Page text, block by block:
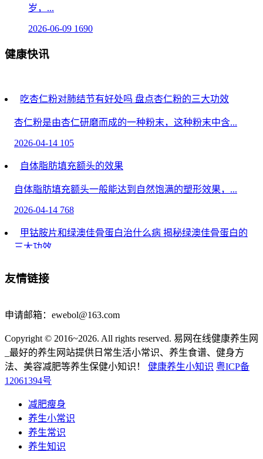
岁，...
2026-06-09 1690
健康快讯
吃杏仁粉对肺结节有好处吗 盘点杏仁粉的三大功效
杏仁粉是由杏仁研磨而成的一种粉末，这种粉末中含...
2026-04-14 105
自体脂肪填充额头的效果
自体脂肪填充额头一般能达到自然饱满的塑形效果，...
2026-04-14 768
甲钴胺片和绿澳佳骨蛋白治什么病 揭秘绿澳佳骨蛋白的
三大功效
绿澳佳骨蛋白中萃取了葡萄糖酸钙、牛骨胶原蛋白...
格列齐特缓释片的功效和副作用 格列齐特缓释片最佳搭
糖尿病的发生是需要坚持使用药物来进行处理的，降...
2026-03-26 1202
减肥平台期是体重停滞但脂肪仍在减少的阶段，突破...
2026-03-23 1209
友情链接
申请邮箱：ewebol@163.com
Copyright © 2016~2026. All rights reserved. 易网在线健康养生网
_最好的养生网站提供日常生活小常识、养生食谱、健身方
法、美容减肥等养生保健小知识！ 健康养生小知识 粤ICP备
12061394号
减肥瘦身
养生小常识
养生常识
养生知识